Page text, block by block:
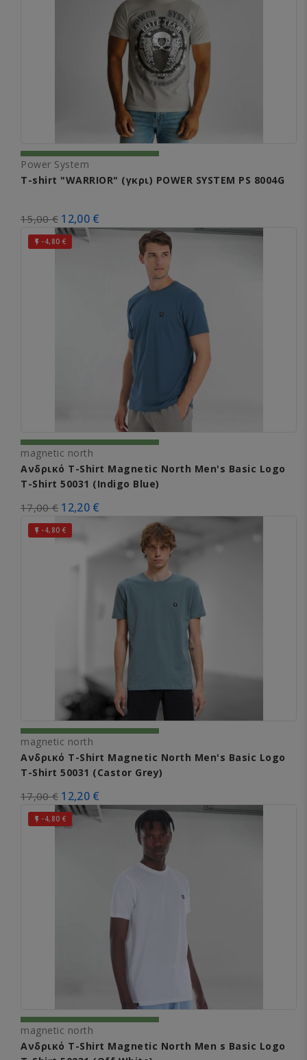
Power System
T-shirt "WARRIOR" (γκρι) POWER SYSTEM PS 8004G
15,00 € 12,00 €
 -4,80 €
magnetic north
Ανδρικό T-Shirt Magnetic North Men's Basic Logo
T-Shirt 50031 (Indigo Blue)
17,00 € 12,20 €
 -4,80 €
magnetic north
Ανδρικό T-Shirt Magnetic North Men's Basic Logo
T-Shirt 50031 (Castor Grey)
17,00 € 12,20 €
 -4,80 €
magnetic north
Ανδρικό T-Shirt Magnetic North Men s Basic Logo